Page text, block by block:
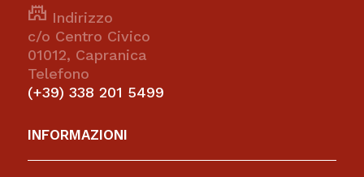
castle Indirizzo
c/o Centro Civico
01012, Capranica
Telefono
(+39) 338 201 5499
INFORMAZIONI